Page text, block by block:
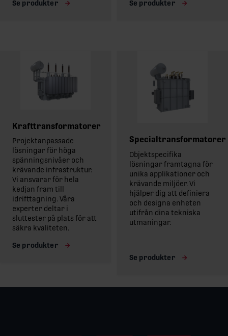
Se produkter Se produkter
Krafttransformatorer
Projektanpassade
lösningar för höga
spänningsnivåer och
krävande infrastruktur.
Vi ansvarar för hela
kedjan fram till
idrifttagning. Våra
experter deltar i
sluttester på plats för att
säkra kvaliteten.
Se produkter
Specialtransformatorer
Objektspecifika
lösningar framtagna för
unika applikationer och
krävande miljöer. Vi
hjälper dig att definiera
och designa enheten
utifrån dina tekniska
utmaningar.
Se produkter